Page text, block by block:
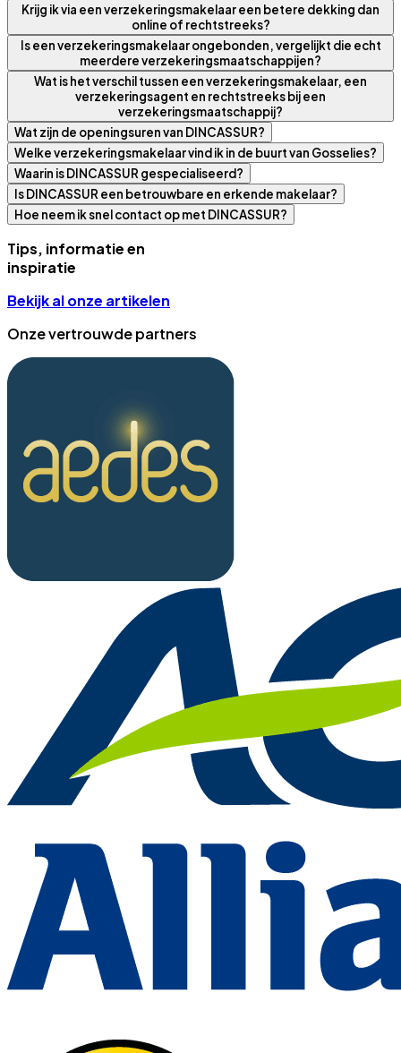
Krijg ik via een verzekeringsmakelaar een betere dekking dan
online of rechtstreeks?
Is een verzekeringsmakelaar ongebonden, vergelijkt die echt
meerdere verzekeringsmaatschappijen?
Wat is het verschil tussen een verzekeringsmakelaar, een
verzekeringsagent en rechtstreeks bij een
verzekeringsmaatschappij?
Wat zijn de openingsuren van DINCASSUR?
Welke verzekeringsmakelaar vind ik in de buurt van Gosselies?
Waarin is DINCASSUR gespecialiseerd?
Is DINCASSUR een betrouwbare en erkende makelaar?
Hoe neem ik snel contact op met DINCASSUR?
Tips, informatie en
inspiratie
Bekijk al onze artikelen
Onze vertrouwde partners